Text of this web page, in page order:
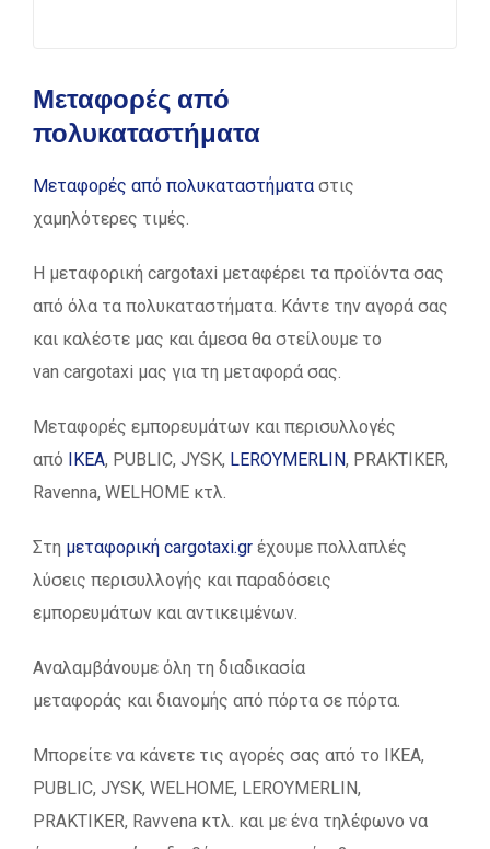
Μεταφορές από
πολυκαταστήματα
Μεταφορές από πολυκαταστήματα στις
χαμηλότερες τιμές.
Η μεταφορική cargotaxi μεταφέρει τα προϊόντα σας
από όλα τα πολυκαταστήματα. Κάντε την αγορά σας
και καλέστε μας και άμεσα θα στείλουμε το
van cargotaxi μας για τη μεταφορά σας.
Μεταφορές εμπορευμάτων και περισυλλογές
από ΙΚΕΑ, PUBLIC, JYSK, LEROYMERLIN, PRAKTIKER,
Ravenna, WELHOME κτλ.
Στη μεταφορική cargotaxi.gr έχουμε πολλαπλές
λύσεις περισυλλογής και παραδόσεις
εμπορευμάτων και αντικειμένων.
Αναλαμβάνουμε όλη τη διαδικασία
μεταφοράς και διανομής από πόρτα σε πόρτα.
Μπορείτε να κάνετε τις αγορές σας από το IKEA,
PUBLIC, JYSK, WELHOME, LEROYMERLIN,
PRAKTIKER, Ravvena κτλ. και με ένα τηλέφωνο να